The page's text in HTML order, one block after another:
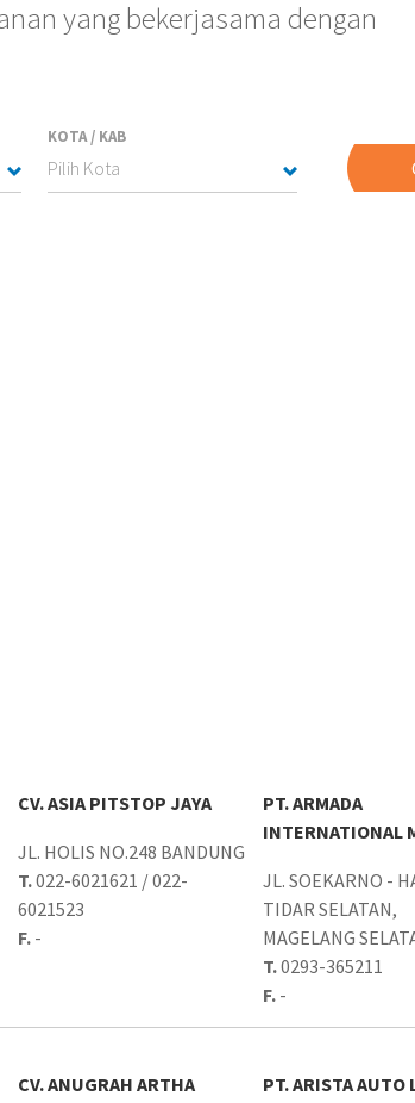
yang bekerjasama dengan
KOTA / KAB
CV. ASIA PITSTOP JAYA
JL. HOLIS NO.248 BANDUNG
T.022-6021621 / 022-
6021523
F.-
PT. ARMADA
INTERNATIONAL
JL. SOEKARNO -
TIDAR SELATAN,
MAGELANG
T.0293-365211
F. -
CV. ANUGRAH ARTHA
PT. ARISTA AUTO